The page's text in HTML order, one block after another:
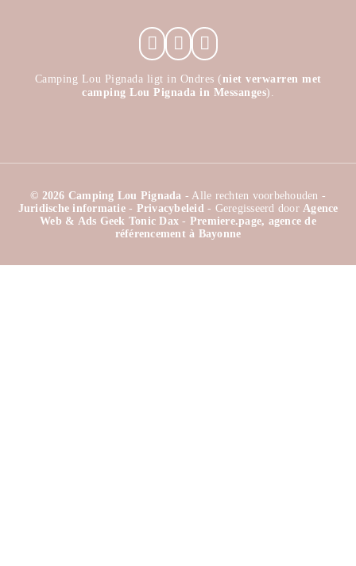
Camping Lou Pignada ligt in Ondres (niet verwarren met
camping Lou Pignada in Messanges).
© 2026 Camping Lou Pignada - Alle rechten voorbehouden -
Juridische informatie - Privacybeleid - Geregisseerd door Agence
Web & Ads Geek Tonic Dax - Premiere.page, agence de
référencement à Bayonne